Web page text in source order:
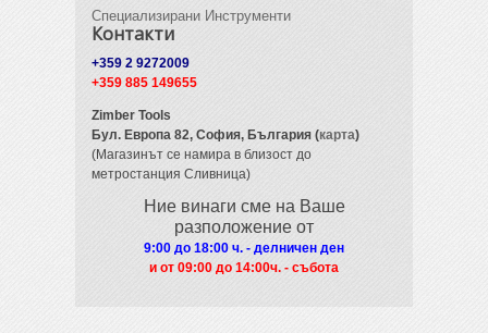
Специализирани Инструменти
Контакти
+359 2 9272009
+359 885 149655
Zimber Tools
Бул. Европа 82, София, България (карта)
(Магазинът се намира в близост до
метростанция Сливница)
Ние винаги сме на Ваше
разположение от
9:00 до 18:00 ч. - делничен ден
и от 09:00 до 14:00ч. - събота